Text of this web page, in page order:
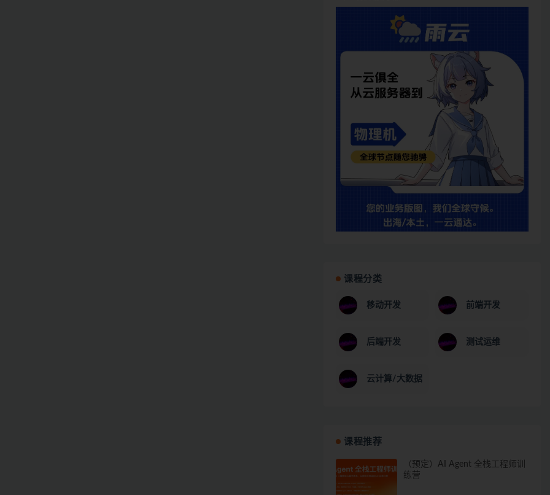
课程分类
移动开发 前端开发
后端开发 测试运维
云计算/大数据
课程推荐
（预定）AI Agent 全栈工程师训
练营